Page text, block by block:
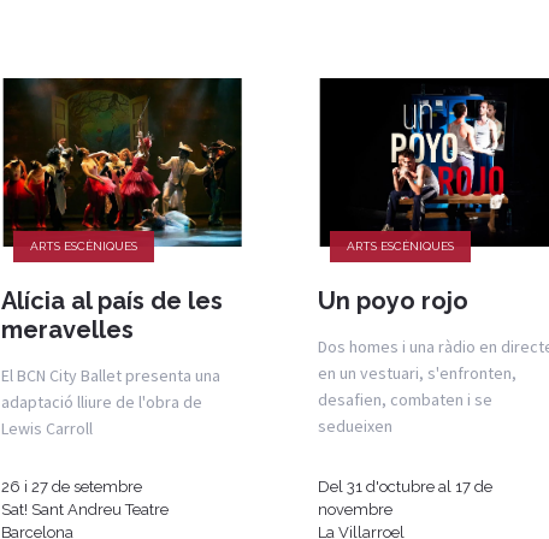
ARTS ESCÈNIQUES
Alícia al país de les
meravelles
El BCN City Ballet presenta una
adaptació lliure de l'obra de
Lewis Carroll
26 i 27 de setembre
Sat! Sant Andreu Teatre
Barcelona
ARTS ESCÈNIQUES
Un poyo rojo
Dos homes i una ràdio en
en un vestuari, s'enfronten,
desafien, combaten i se
sedueixen
Del 31 d'octubre al 17 de
novembre
La Villarroel